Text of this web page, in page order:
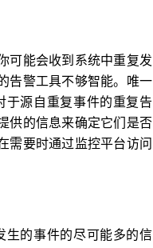
可能会收到系统中重复发
告警工具不够智能。唯一
于源自重复事件的重复告
供的信息来确定它们是否
需要时通过监控平台访问
生的事件的尽可能多的信